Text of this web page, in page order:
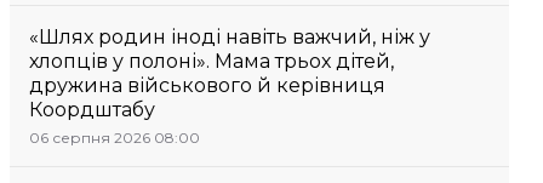
«Шлях родин іноді навіть важчий, ніж у
хлопців у полоні». Мама трьох дітей,
дружина військового й керівниця
Коордштабу
06 серпня 2026 08:00